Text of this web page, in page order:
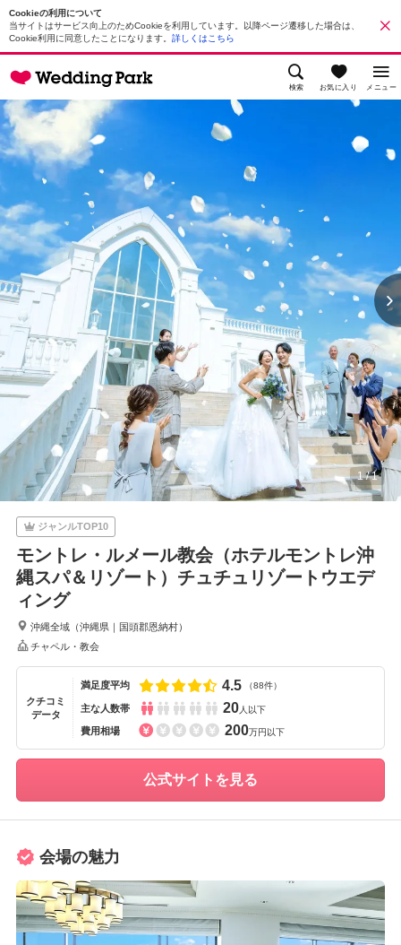
Cookieの利用について
当サイトはサービス向上のためCookieを利用しています。以降ページ遷移した場合は、
Cookie利用に同意したことになります。 詳しくはこちら
検索 お気に入り メニュー
1/1
ジャンルTOP10
モントレ・ルメール教会（ホテルモントレ沖
縄スパ＆リゾート）チュチュリゾートウエデ
ィング
沖縄全域 （沖縄県 ｜ 国頭郡恩納村）
チャペル・教会
クチコミ
データ
満足度平均 4.5 （88件）
主な人数帯 20人以下
費用相場 200万円以下
公式サイトを見る
会場の魅力